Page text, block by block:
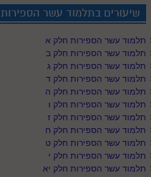
שיעורים בתלמוד עשר הספירות
תלמוד עשר הספירות חלק א
תלמוד עשר הספירות חלק ב
תלמוד עשר הספירות חלק ג
תלמוד עשר הספירות חלק ד
תלמוד עשר הספירות חלק ה
תלמוד עשר הספירות חלק ו
תלמוד עשר הספירות חלק ז
תלמוד עשר הספירות חלק ח
תלמוד עשר הספירות חלק ט
תלמוד עשר הספירות חלק י
תלמוד עשר הספירות חלק יא